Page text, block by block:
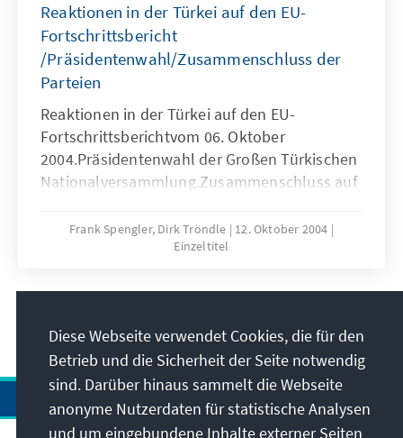
Reaktionen in der Türkei auf den EU-
Fortschrittsbericht
/Präsidentenwahl/Zusammenschluss der
Parteien
Reaktionen in der Türkei auf den EU-
Fortschrittsberichtvom 06. Oktober
2004.Präsidentenwahl der Großen Türkischen
Nationalversammlung.Zusammenschluss auf
Frank Spengler, Dirk Tröndle
12. Oktober 2004
Einzeltitel
Diese Webseite verwendet Cookies, die für den
Betrieb und die Sicherheit der Seite notwendig
sind. Darüber hinaus sammelt die Webseite
anonyme Nutzerdaten für statistische Analysen
und um eingebundene Inhalte externer Seiten